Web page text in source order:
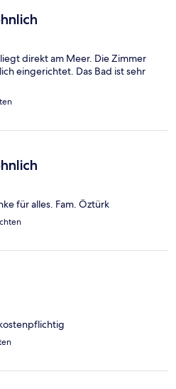
direkt am Meer. Die Zimmer
eingerichtet. Das Bad ist sehr
für alles. Fam. Öztürk